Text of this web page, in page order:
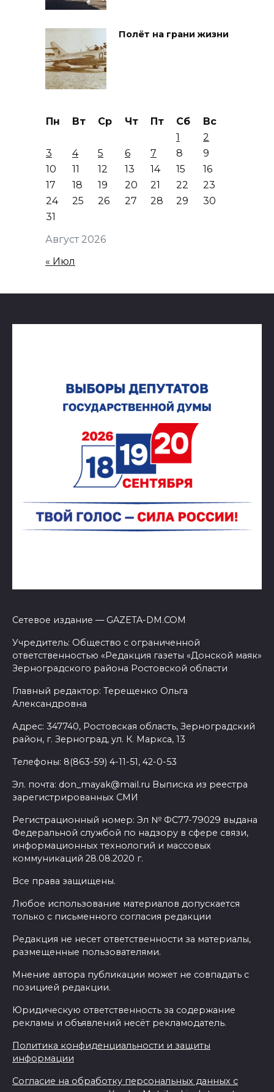
Полёт на грани жизни
Август 2026
Пн Вт Ср Чт Пт Сб
Вс
1
2
3
4 5 6 7 8
9
10
11 12 13 14 15
16
17
18 19 20 21 22
23
24
25 26 27 28 29
30
31
« Июл
Сетевое издание — GAZETA-DM.COM
Учредитель: Общество с ограниченной
ответственностью «Редакция газеты «Донской маяк»
Зерноградского района Ростовской области
Главный редактор: Терещенко Ольга
Александровна
Адрес: 347740, Ростовская область, Зерноградский
район, г. Зерноград, ул. К. Маркса, 13
Телефоны: 8(863-59) 4-11-51, 42-0-53
Эл. почта: don_mayak@mail.ru Выписка из реестра
зарегистрированных СМИ
Регистрационный номер: Эл № ФС77-79029 выдана
Федеральной службой по надзору в сфере связи,
информационных технологий и массовых
коммуникаций 28.08.2020 г.
Все права защищены.
Любое использование материалов допускается
только с письменного согласия редакции
Редакция не несет ответственности за материалы,
размещенные пользователями.
Мнение автора публикации может не совпадать с
позицией редакции.
Юридическую ответственность за содержание
рекламы и объявлений несёт рекламодатель.
Политика конфиденциальности и защиты
информации
Согласие на обработку персональных данных с